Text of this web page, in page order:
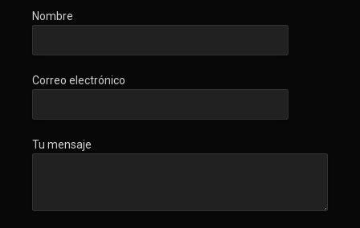
Nombre
Correo electrónico
Tu mensaje